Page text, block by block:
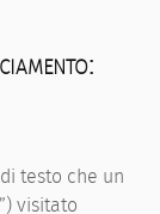
testo che un
visitato